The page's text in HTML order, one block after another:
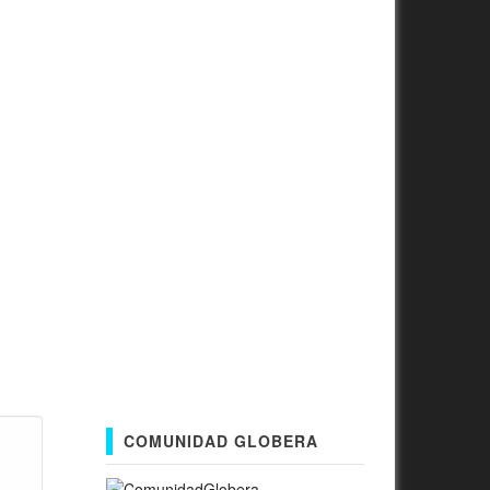
COMUNIDAD GLOBERA